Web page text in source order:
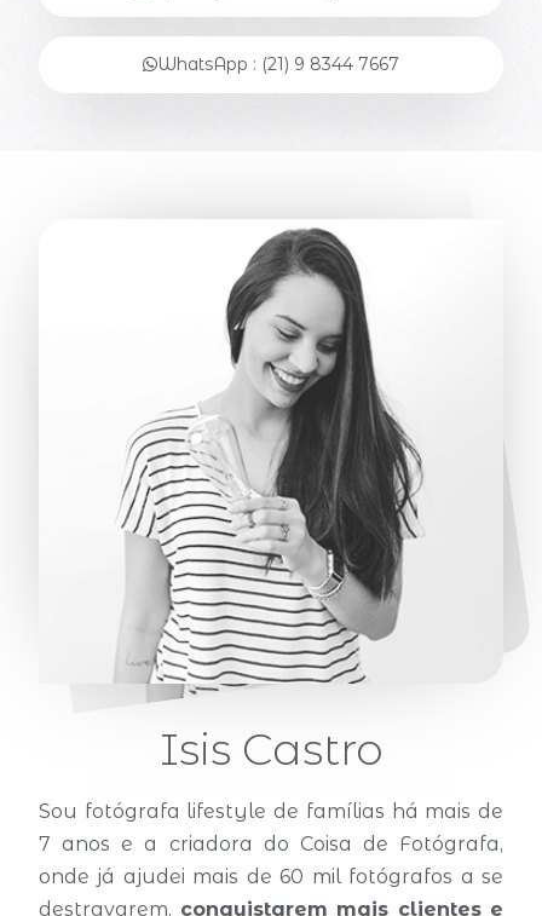
WhatsApp : (21) 9 8344 7667
Isis Castro
Sou fotógrafa lifestyle de famílias há mais de
7 anos e a criadora do Coisa de Fotógrafa,
onde já ajudei mais de 60 mil fotógrafos a se
destravarem, conquistarem mais clientes e